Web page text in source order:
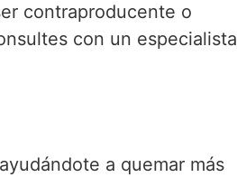
contraproducente o
con un especialista
a quemar más